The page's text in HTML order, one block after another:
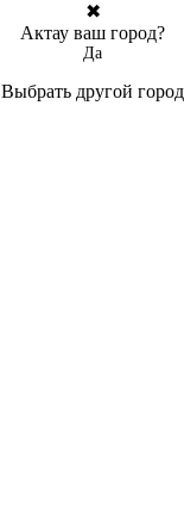
✖
Актау ваш город?
Да
Выбрать другой город